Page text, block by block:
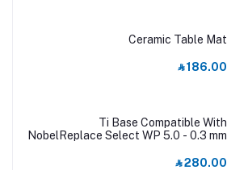
Ceramic Table Mat
‎⃁ 186.00
Ti Base Compatible With
NobelReplace Select WP 5.0 - 0.3 mm
‎⃁ 280.00